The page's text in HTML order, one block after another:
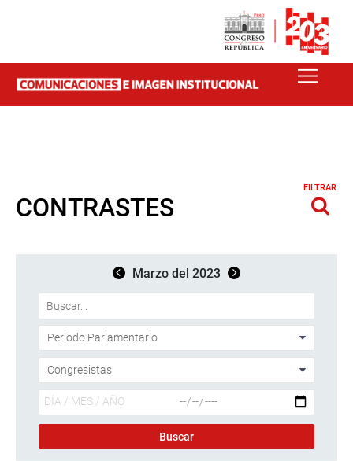
CONTRASTES
FILTRAR
Marzo del 2023